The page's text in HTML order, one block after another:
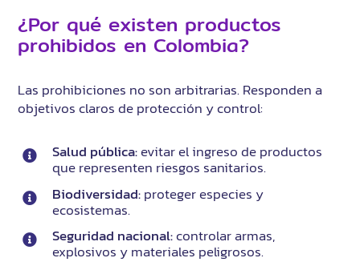
¿Por qué existen productos
prohibidos en Colombia?
Las prohibiciones no son arbitrarias. Responden a
objetivos claros de protección y control:
Salud pública:evitar el ingreso de productos
que representen riesgos sanitarios.
Biodiversidad:proteger especies y
ecosistemas.
Seguridad nacional:controlar armas,
explosivos y materiales peligrosos.